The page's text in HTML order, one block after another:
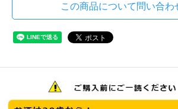
この商品について問い合わ